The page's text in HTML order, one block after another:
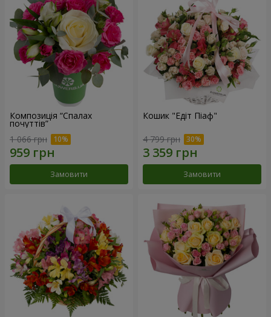
Композиція “Спалах
почуттів”
1 066 грн
Замовити
Кошик "Едіт Піаф"
4 799 грн
Замовити